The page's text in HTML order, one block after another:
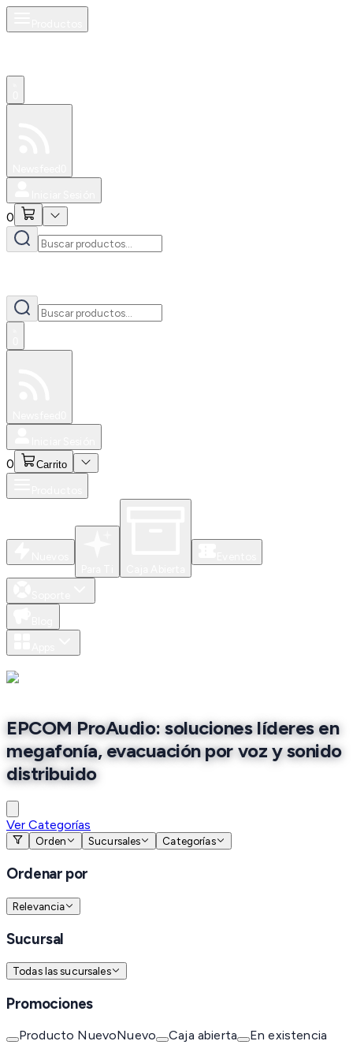
0
0 Carrito
EPCOM ProAudio: soluciones líderes en
megafonía, evacuación por voz y sonido
distribuido
Ver Categorías
Orden Sucursales Categorías
Ordenar por
Relevancia
Sucursal
Todas las sucursales
Promociones
Producto NuevoNuevo Caja abierta En existencia